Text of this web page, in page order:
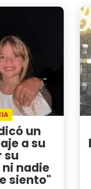
un
a su
su
nadie
siento"